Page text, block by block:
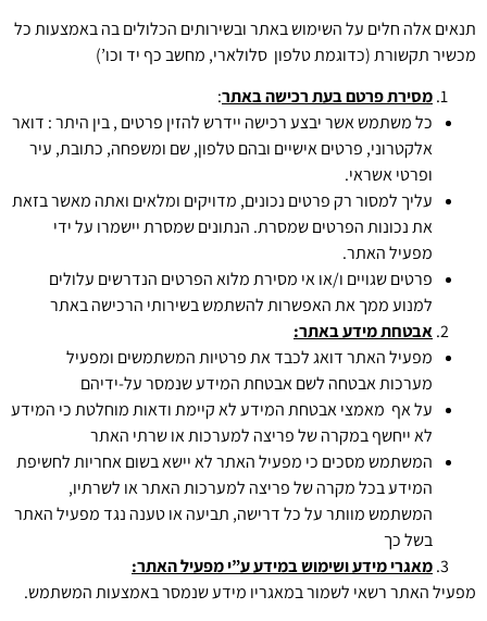
תנאים אלה חלים על השימוש באתר ובשירותים הכלולים בה באמצעות כל
מכשיר תקשורת (כדוגמת טלפון סלולארי, מחשב כף יד וכו’)
מסירת פרטם בעת רכישה באתר:
כל משתמש אשר יבצע רכישה יידרש להזין פרטים , בין היתר : דואר
אלקטרוני, פרטים אישיים ובהם טלפון, שם ומשפחה, כתובת, עיר
ופרטי אשראי.
עליך למסור רק פרטים נכונים, מדויקים ומלאים ואתה מאשר בזאת
את נכונות הפרטים שמסרת. הנתונים שמסרת יישמרו על ידי
מפעיל האתר.
פרטים שגויים ו/או אי מסירת מלוא הפרטים הנדרשים עלולים
למנוע ממך את האפשרות להשתמש בשירותי הרכישה באתר
אבטחת מידע באתר:
מפעיל האתר דואג לכבד את פרטיות המשתמשים ומפעיל
מערכות אבטחה לשם אבטחת המידע שנמסר על-ידיהם
על אף מאמצי אבטחת המידע לא קיימת ודאות מוחלטת כי המידע
לא ייחשף במקרה של פריצה למערכות או שרתי האתר
המשתמש מסכים כי מפעיל האתר לא יישא בשום אחריות לחשיפת
המידע בכל מקרה של פריצה למערכות האתר או לשרתיו,
המשתמש מוותר על כל דרישה, תביעה או טענה נגד מפעיל האתר
בשל כך
מאגרי מידע ושימוש במידע ע”י מפעיל האתר:
מפעיל האתר רשאי לשמור במאגריו מידע שנמסר באמצעות המשתמש.